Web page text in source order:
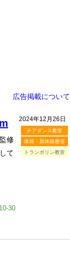
広告掲載について
2024年12月26日
チアダンス教室
体操・新体操教室
トランポリン教室
修
て
30